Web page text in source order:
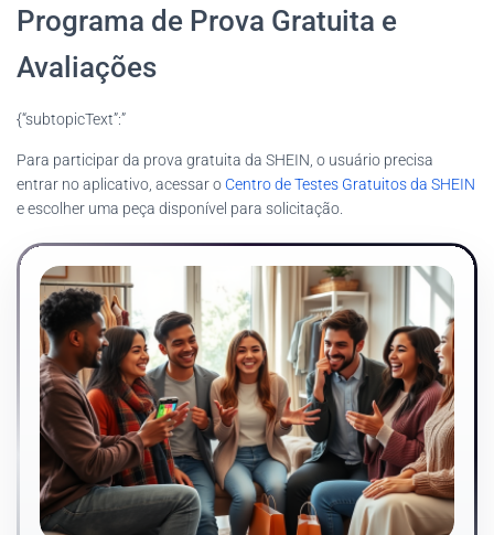
Programa de Prova Gratuita e
Avaliações
{“subtopicText”:”
Para participar da prova gratuita da SHEIN, o usuário precisa
entrar no aplicativo, acessar o Centro de Testes Gratuitos da SHEIN
e escolher uma peça disponível para solicitação.